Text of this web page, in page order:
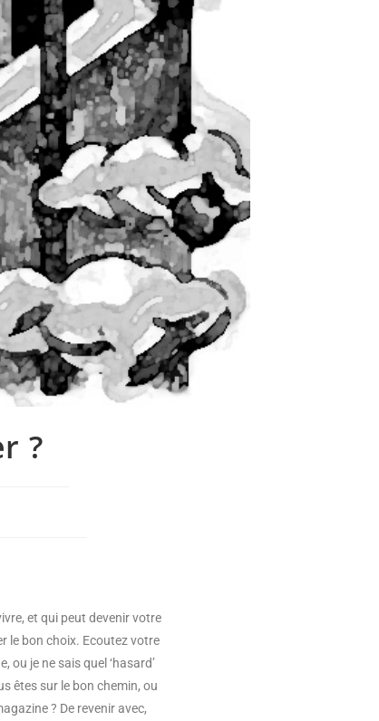
?
et qui peut devenir votre
le bon choix. Ecoutez votre
ou je ne sais quel ‘hasard’
êtes sur le bon chemin, ou
? De revenir avec,